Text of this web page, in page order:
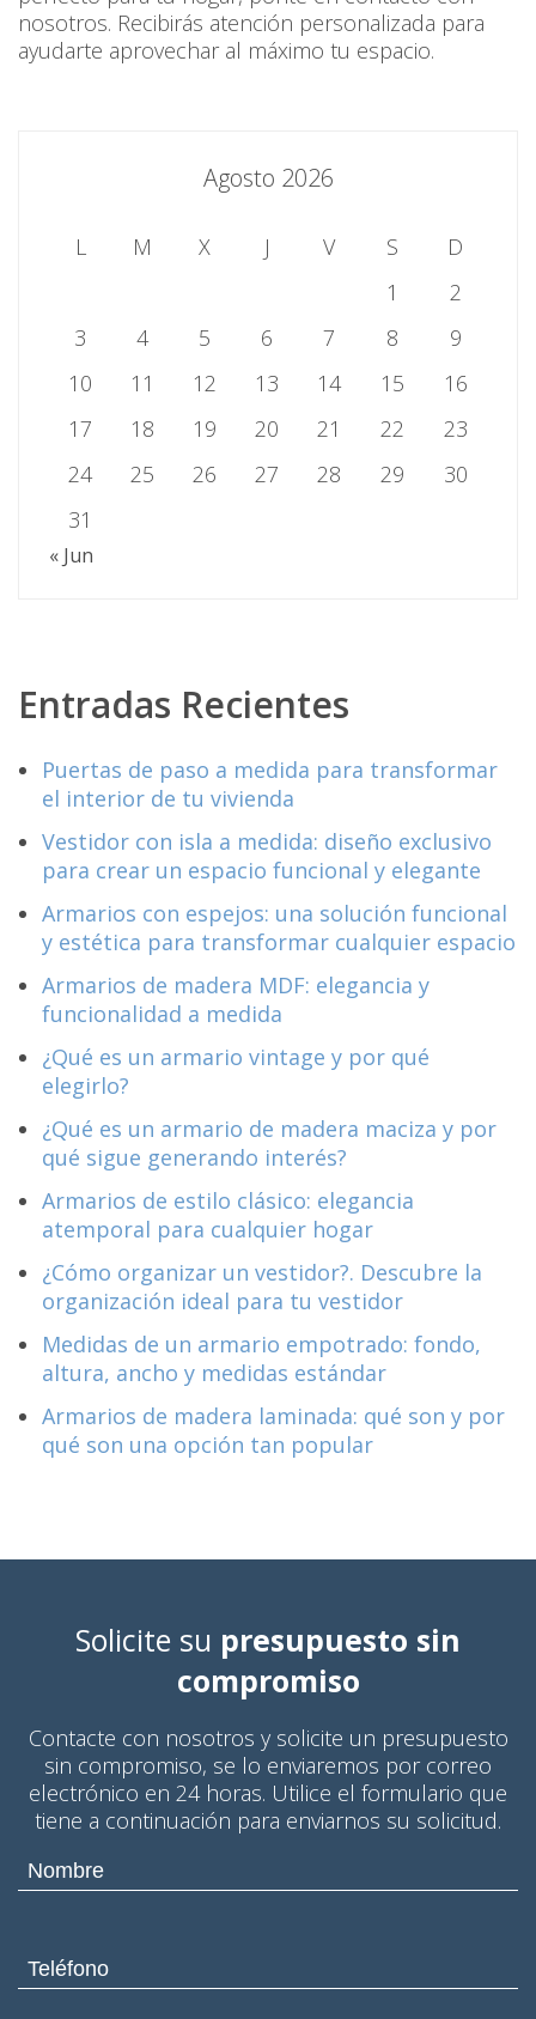
nosotros. Recibirás atención personalizada para
ayudarte aprovechar al máximo tu espacio.
Agosto 2026
L M X J V S
D
1
2
3
4 5 6 7 8
9
10
11 12 13 14 15
16
17
18 19 20 21 22
23
24
25 26 27 28 29
30
31
« Jun
Entradas Recientes
Puertas de paso a medida para transformar
el interior de tu vivienda
Vestidor con isla a medida: diseño exclusivo
para crear un espacio funcional y elegante
Armarios con espejos: una solución funcional
y estética para transformar cualquier espacio
Armarios de madera MDF: elegancia y
funcionalidad a medida
¿Qué es un armario vintage y por qué
elegirlo?
¿Qué es un armario de madera maciza y por
qué sigue generando interés?
Armarios de estilo clásico: elegancia
atemporal para cualquier hogar
¿Cómo organizar un vestidor?. Descubre la
organización ideal para tu vestidor
Medidas de un armario empotrado: fondo,
altura, ancho y medidas estándar
Armarios de madera laminada: qué son y por
qué son una opción tan popular
Solicite su presupuesto sin
compromiso
Contacte con nosotros y solicite un presupuesto
sin compromiso, se lo enviaremos por correo
electrónico en 24 horas. Utilice el formulario que
tiene a continuación para enviarnos su solicitud.